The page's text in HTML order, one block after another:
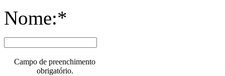
Nome:*
Campo de preenchimento
obrigatório.